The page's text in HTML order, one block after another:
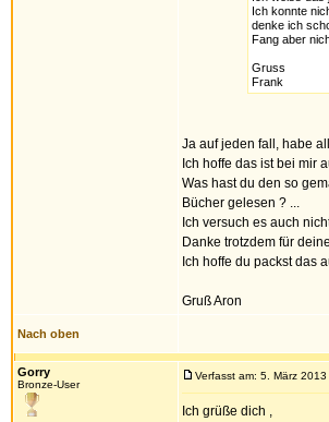
Ich konnte
denke ich
Fang aber
Gruss
Frank
Ja auf jeden fall, habe
Ich hoffe das ist bei mir
Was hast du den so
Bücher gelesen ? ...
Ich versuch es auch
Danke trotzdem für
Ich hoffe du packst das
Gruß Aron
Nach oben
Gorry
Bronze-User
Verfasst am: 5. März 2013
Ich grüße dich ,